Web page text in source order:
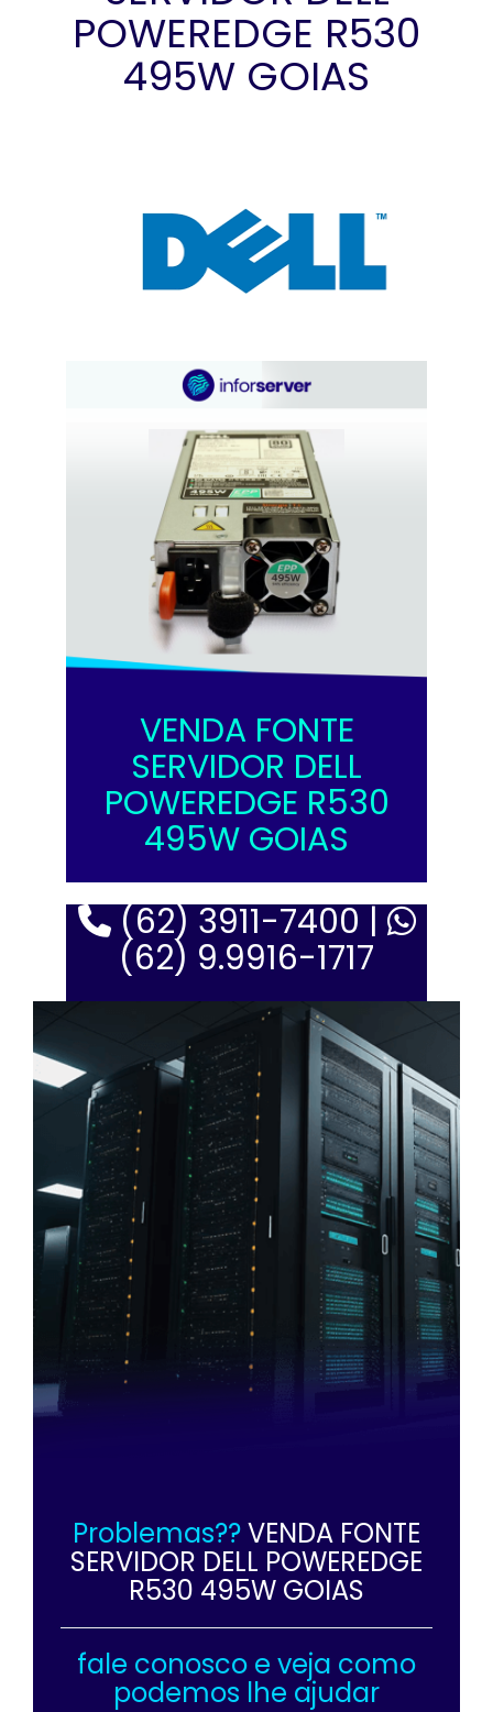
POWEREDGE R530
495W GOIAS
VENDA FONTE
SERVIDOR DELL
POWEREDGE R530
495W GOIAS
(62) 3911-7400 |
(62) 9.9916-1717
Problemas??VENDA FONTE
SERVIDOR DELL POWEREDGE
R530 495W GOIAS
fale conosco e veja como
podemos lhe ajudar